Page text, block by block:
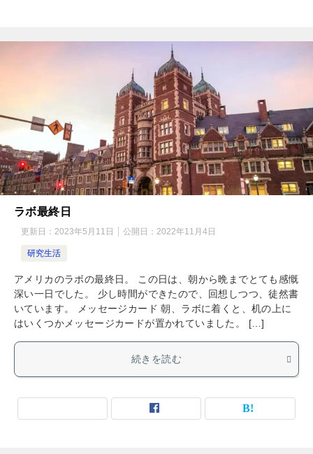
ラボ最終日
更新日： 2023年5月11日 公開日： 2022年11月4日
研究生活
アメリカのラボの最終日。 この日は、朝から晩までとても感慨
深い一日でした。 少し時間ができたので、回想しつつ、徒然書
いています。 メッセージカード 朝、ラボに着くと、机の上に
はいくつかメッセージカードが置かれていました。 […]
続きを読む